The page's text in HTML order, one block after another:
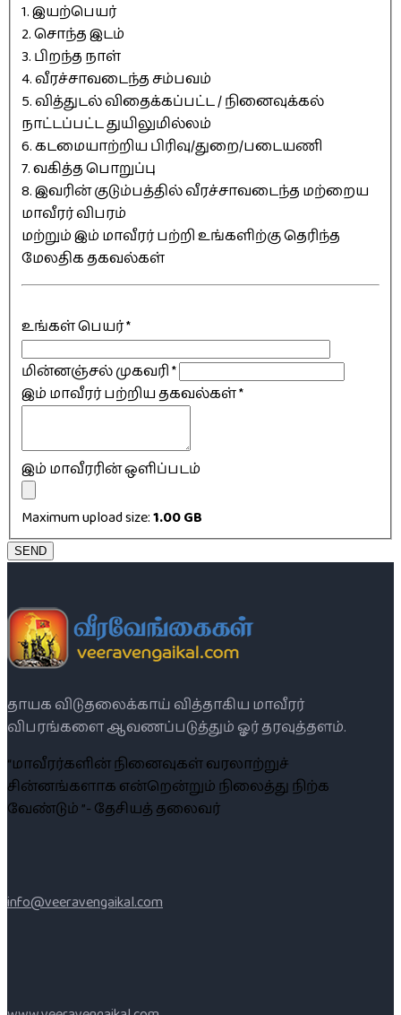
1. இயற்பெயர்
2. சொந்த இடம்
3. பிறந்த நாள்
4. வீரச்சாவடைந்த சம்பவம்
5. வித்துடல் விதைக்கப்பட்ட / நினைவுக்கல்
நாட்டப்பட்ட துயிலுமில்லம்
6. கடமையாற்றிய பிரிவு/துறை/படையணி
7. வகித்த பொறுப்பு
8. இவரின் குடும்பத்தில் வீரச்சாவடைந்த மற்றைய
மாவீரர் விபரம்
மற்றும் இம் மாவீரர் பற்றி உங்களிற்கு தெரிந்த
மேலதிக தகவல்கள்
உங்கள் பெயர்*
மின்னஞ்சல் முகவரி*
இம் மாவீரர் பற்றிய தகவல்கள்*
இம் மாவீரரின் ஒளிப்படம்
Maximum upload size:1.00 GB
SEND
தாயக விடுதலைக்காய் வித்தாகிய மாவீரர்
விபரங்களை ஆவணப்படுத்தும் ஓர் தரவுத்தளம்.
“மாவீரர்களின் நினைவுகள் வரலாற்றுச்
சின்னங்களாக என்றென்றும் நிலைத்து நிற்க
வேண்டும் ”- தேசியத் தலைவர்
info@veeravengaikal.com